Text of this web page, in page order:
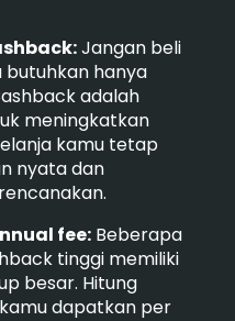
Jangan beli
hanya
adalah
meningkatkan
kamu tetap
nyata dan
fee:Beberapa
tinggi memiliki
besar. Hitung
dapatkan per